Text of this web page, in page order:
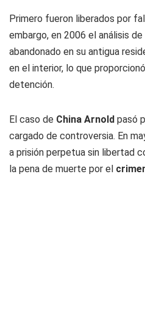
Primero fueron liberados por
embargo, en 2006 el análisis de
abandonado en su antigua
en el interior, lo que
detención.
El caso de China Arnold pasó
cargado de controversia. En
a prisión perpetua sin libertad
la pena de muerte por el